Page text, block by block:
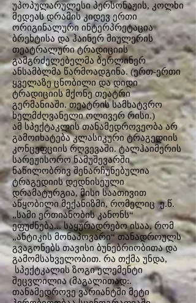
უპოპულარულესი პერსონაჟის, კოლხი
მედეას დრამის კიდევ ერთი
ორიგინალური ინტერპრეტაცია
ბრეხტისა და ჰაინერ მიულერის
თეატრალური ტრადიციის
გამგრძელებელმა ბერლინერ
ანსამბლმა წარმოადგინა. (ერთ-ერთი
ყველაზე ცნობილი და დიდი
ტრადიციის მქონე თეატრი
გერმანიაში. თეატრის სამხატვრო
ხელმძღვანელი ოლივერ რისი.)
ამ სპექტაკლის თანამედროვეობა არ
გამოიხატება კლასიკური ტრაგედიის
კონცეფციის რღვევაში. ტალჰაიმერის
სარეჟისორო ნამუშევარში
ნაწილობრივ შენარჩუნებულია
ტრაგედიის დედნისეული
დრამატურგია, მისი საათივით
აწყობილი მექანიზმი, რომელიც ე.წ.
„სამი ერთიანობის კანონს“
ეფუძნება... საყურადრებო ისაა, რომ
„ანტიკის მონაპოვარი“ თანადროულს
გვაგონებს თავისი ბუნებრიობითა და
გამომსახველობით. რა თქმა უნდა,
სპექტკალის ზოგი ელემენტი
შეცვლილია (მაგალითად:.
თანამედროვე ვარიანტში მეტი